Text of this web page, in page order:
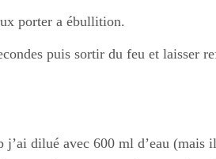
porter a ébullition.
puis sortir du feu et laisser
j’ai dilué avec 600 ml d’eau (mais